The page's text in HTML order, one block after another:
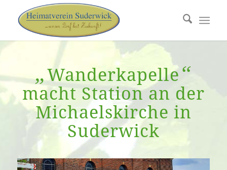
„Wanderkapelle “
macht Station an der
Michaelskirche in
Suderwick